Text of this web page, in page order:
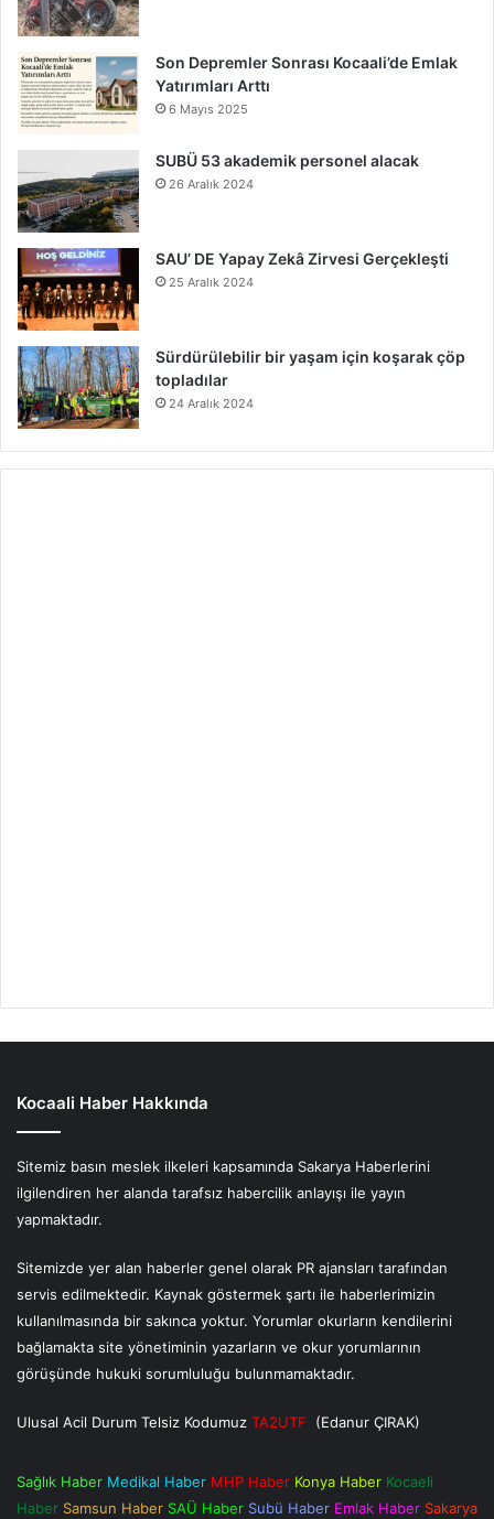
Son Depremler Sonrası Kocaali’de Emlak
Yatırımları Arttı
6 Mayıs 2025
SUBÜ 53 akademik personel alacak
26 Aralık 2024
SAU’ DE Yapay Zekâ Zirvesi Gerçekleşti
25 Aralık 2024
Sürdürülebilir bir yaşam için koşarak çöp
topladılar
24 Aralık 2024
Kocaali Haber Hakkında
Sitemiz basın meslek ilkeleri kapsamında Sakarya Haberlerini
ilgilendiren her alanda tarafsız habercilik anlayışı ile yayın
yapmaktadır.
Sitemizde yer alan haberler genel olarak PR ajansları tarafından
servis edilmektedir. Kaynak göstermek şartı ile haberlerimizin
kullanılmasında bir sakınca yoktur. Yorumlar okurların kendilerini
bağlamakta site yönetiminin yazarların ve okur yorumlarının
görüşünde hukuki sorumluluğu bulunmamaktadır.
Ulusal Acil Durum Telsiz Kodumuz TA2UTF (Edanur ÇIRAK)
Sağlık Haber Medikal Haber MHP Haber Konya Haber Kocaeli
Haber Samsun Haber SAÜ Haber Subü Haber Emlak Haber Sakarya